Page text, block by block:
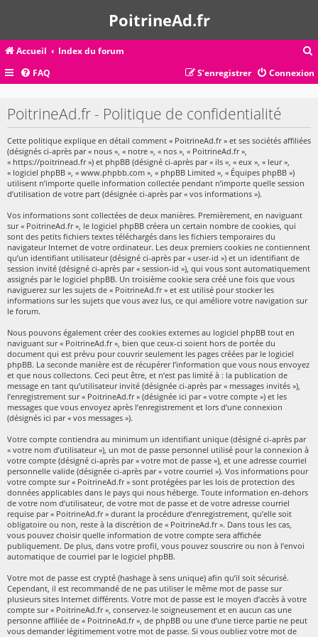
PoitrineAd.fr
Accueil Index du forum
c
FAQ Connexion
S’enregistrer
PoitrineAd.fr - Politique de confidentialité
Cette politique explique en détail comment « PoitrineAd.fr » et ses sociétés affiliées
(désignés ci-après par « nous », « notre », « nos », « PoitrineAd.fr »,
« https://poitrinead.fr ») et phpBB (désigné ci-après par « ils », « eux », « leur »,
« logiciel phpBB », « www.phpbb.com », « phpBB Limited », « Équipes phpBB »)
utilisent n’importe quelle information collectée pendant n’importe quelle session
d’utilisation de votre part (désignée ci-après par « vos informations »).
Vos informations sont collectées de deux manières. Premièrement, en naviguant
sur « PoitrineAd.fr », le logiciel phpBB créera un certain nombre de cookies, qui
sont des petits fichiers textes téléchargés dans les fichiers temporaires du
navigateur Internet de votre ordinateur. Les deux premiers cookies ne contiennent
qu’un identifiant utilisateur (désigné ci-après par « user-id ») et un identifiant de
session invité (désigné ci-après par « session-id »), qui vous sont automatiquement
assignés par le logiciel phpBB. Un troisième cookie sera créé une fois que vous
naviguerez sur les sujets de « PoitrineAd.fr » et est utilisé pour stocker les
informations sur les sujets que vous avez lus, ce qui améliore votre navigation sur
le forum.
Nous pouvons également créer des cookies externes au logiciel phpBB tout en
naviguant sur « PoitrineAd.fr », bien que ceux-ci soient hors de portée du
document qui est prévu pour couvrir seulement les pages créées par le logiciel
phpBB. La seconde manière est de récupérer l’information que vous nous envoyez
et que nous collectons. Ceci peut être, et n’est pas limité à : la publication de
message en tant qu’utilisateur invité (désignée ci-après par « messages invités »),
l’enregistrement sur « PoitrineAd.fr » (désignée ici par « votre compte ») et les
messages que vous envoyez après l’enregistrement et lors d’une connexion
(désignés ici par « vos messages »).
Votre compte contiendra au minimum un identifiant unique (désigné ci-après par
« votre nom d’utilisateur »), un mot de passe personnel utilisé pour la connexion à
votre compte (désigné ci-après par « votre mot de passe »), et une adresse courriel
personnelle valide (désignée ci-après par « votre courriel »). Vos informations pour
votre compte sur « PoitrineAd.fr » sont protégées par les lois de protection des
données applicables dans le pays qui nous héberge. Toute information en-dehors
de votre nom d’utilisateur, de votre mot de passe et de votre adresse courriel
requise par « PoitrineAd.fr » durant la procédure d’enregistrement, qu’elle soit
obligatoire ou non, reste à la discrétion de « PoitrineAd.fr ». Dans tous les cas,
vous pouvez choisir quelle information de votre compte sera affichée
publiquement. De plus, dans votre profil, vous pouvez souscrire ou non à l’envoi
automatique de courriel par le logiciel phpBB.
Votre mot de passe est crypté (hashage à sens unique) afin qu’il soit sécurisé.
Cependant, il est recommandé de ne pas utiliser le même mot de passe sur
plusieurs sites Internet différents. Votre mot de passe est le moyen d’accès à votre
compte sur « PoitrineAd.fr », conservez-le soigneusement et en aucun cas une
personne affiliée de « PoitrineAd.fr », de phpBB ou une d’une tierce partie ne peut
vous demander légitimement votre mot de passe. Si vous oubliez votre mot de